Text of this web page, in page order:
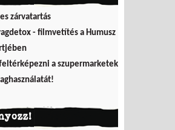
zárvatartás
- filmvetítés a Humusz
a szupermarketek